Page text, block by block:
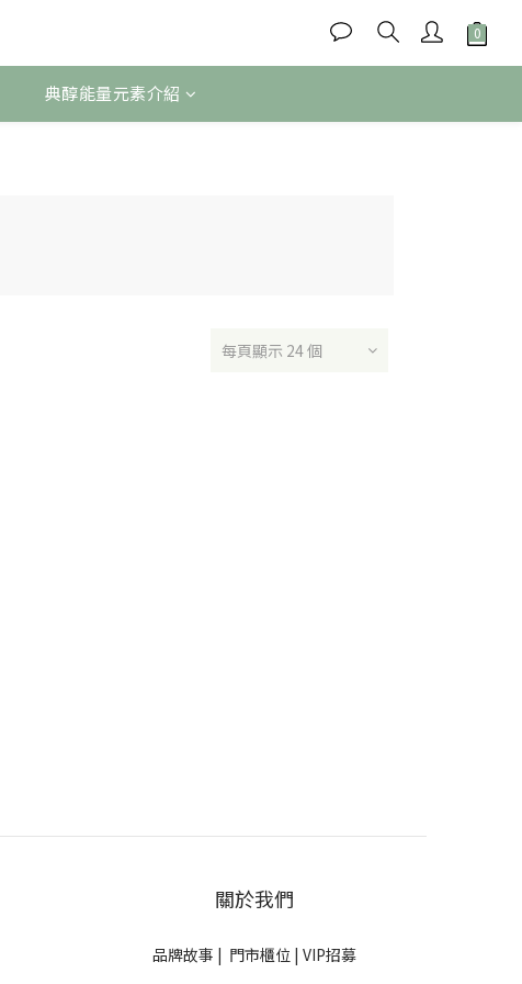
典醇能量元素介紹
每頁顯示 24 個
關於我們
品牌故事 | 門市櫃位 | VIP招募